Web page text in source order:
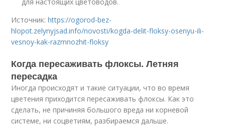
Источник:https://ogorod-bez-
hlopot.zelynyjsad.info/novosti/kogda-delit-floksy-osenyu-ili-
vesnoy-kak-razmnozhit-floksy
Когда пересаживать флоксы. Летняя
пересадка
Иногда происходят и такие ситуации, что во время
цветения приходится пересаживать флоксы. Как это
сделать, не причиняя большого вреда ни корневой
системе, ни соцветиям, разбираемся дальше.